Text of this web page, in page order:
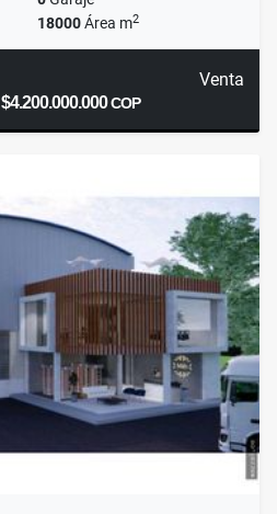
18000Área m2
Venta
$4.200.000.000COP